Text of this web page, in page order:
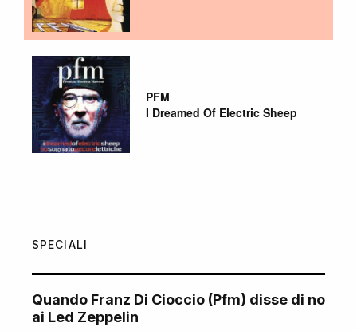
PFM
I Dreamed Of Electric Sheep
SPECIALI
Quando Franz Di Cioccio (Pfm) disse di no
ai Led Zeppelin